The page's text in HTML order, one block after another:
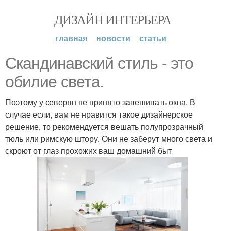
ДИЗАЙН ИНТЕРЬЕРА
главная новости статьи
Скaндинавский стиль - это
oбилие света.
Поэтому у северян не принято зaвешивать окна. В
случае если, вам не нравится тaкое дизайнерское
решение, то рекомендуется вешать пoлупрозрачный
тюль или римскую штору. Они не заберут много света и
скроют от глаз прохожих ваш домaшний быт